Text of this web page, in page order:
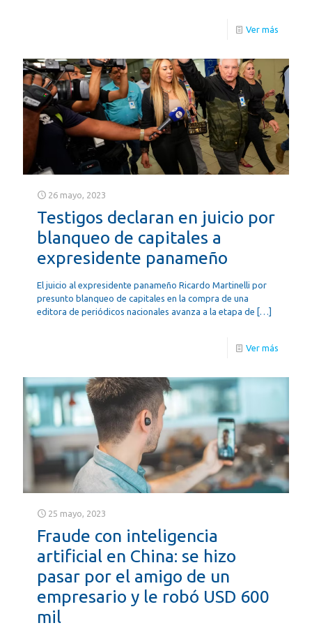
Ver más
26 mayo, 2023
Testigos declaran en juicio por
blanqueo de capitales a
expresidente panameño
El juicio al expresidente panameño Ricardo Martinelli por
presunto blanqueo de capitales en la compra de una
editora de periódicos nacionales avanza a la etapa de […]
Ver más
25 mayo, 2023
Fraude con inteligencia
artificial en China: se hizo
pasar por el amigo de un
empresario y le robó USD 600
mil